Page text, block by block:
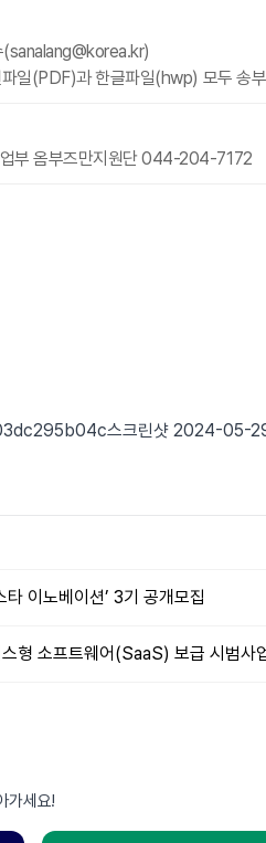
(sanalang@korea.kr)
일(PDF)과 한글파일(hwp) 모두 송부
부 옴부즈만지원단 044-204-7172
이노베이션’ 3기 공개모집
형 소프트웨어(SaaS) 보급 시범사
가세요!